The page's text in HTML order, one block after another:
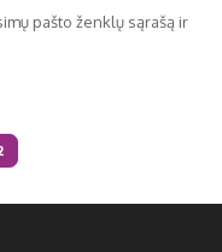
pašto ženklų sąrašą ir